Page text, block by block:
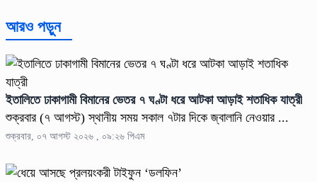
আরও পড়ুন
ইতালিতে ঢাকাগামী বিমানের ভেতর ৭ ঘণ্টা ধরে আটকা আড়াই শতাধিক যাত্রী
শুক্রবার (৭ আগস্ট) স্থানীয় সময় সকাল ৭টার দিকে জ্বালানি নেওয়ার ...
শুক্রবার, ০৭ আগস্ট ২০২৬ , ০৯:২৬ পিএম